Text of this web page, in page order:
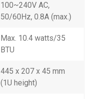
100~240V AC,
50/60Hz, 0.8A (max.)
Max. 10.4 watts/35
BTU
445 x 207 x 45 mm
(1U height)